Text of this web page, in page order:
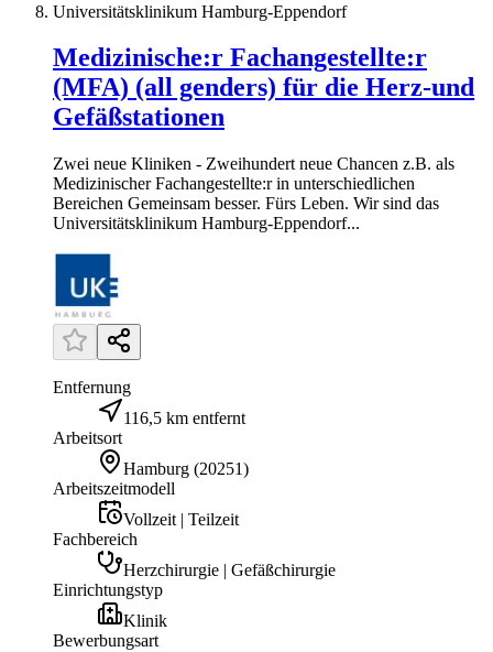
Universitätsklinikum Hamburg-Eppendorf
Medizinische:r Fachangestellte:r
(MFA) (all genders) für die Herz-und
Gefäßstationen
Zwei neue Kliniken - Zweihundert neue Chancen z.B. als
Medizinischer Fachangestellte:r in unterschiedlichen
Bereichen Gemeinsam besser. Fürs Leben. Wir sind das
Universitätsklinikum Hamburg-Eppendorf...
Entfernung
116,5 km entfernt
Arbeitsort
Hamburg (20251)
Arbeitszeitmodell
Vollzeit | Teilzeit
Fachbereich
Herzchirurgie | Gefäßchirurgie
Einrichtungstyp
Klinik
Bewerbungsart